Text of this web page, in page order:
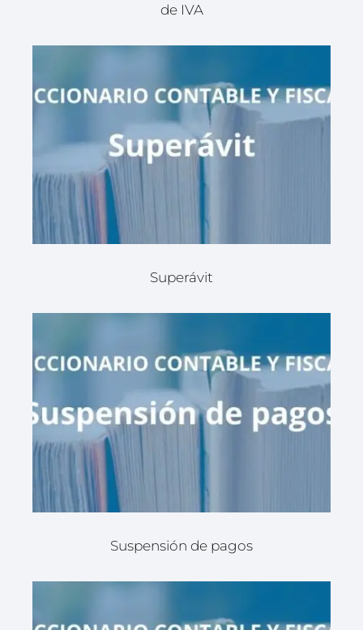
de IVA
Superávit
Suspensión de pagos